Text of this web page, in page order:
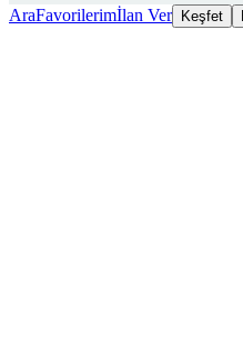
AraFavorilerimİlan Ver Keşfet